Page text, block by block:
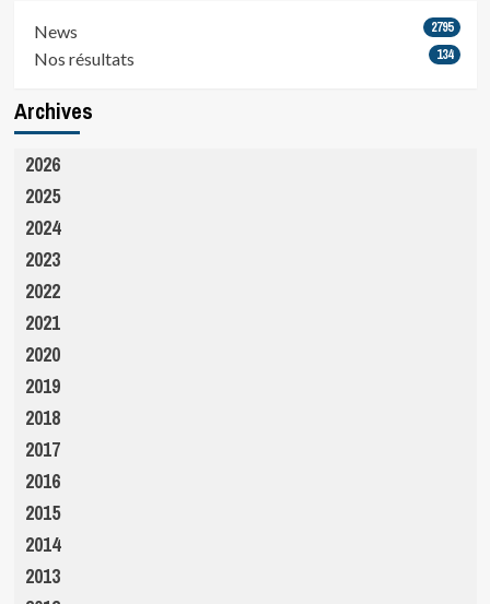
News 2795
Nos résultats 134
Archives
2026
2025
2024
2023
2022
2021
2020
2019
2018
2017
2016
2015
2014
2013